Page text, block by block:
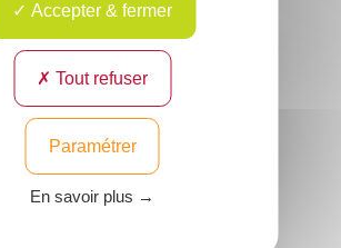
Philippe
Accepter & fermer
Tout refuser
Paramétrer
En savoir plus →